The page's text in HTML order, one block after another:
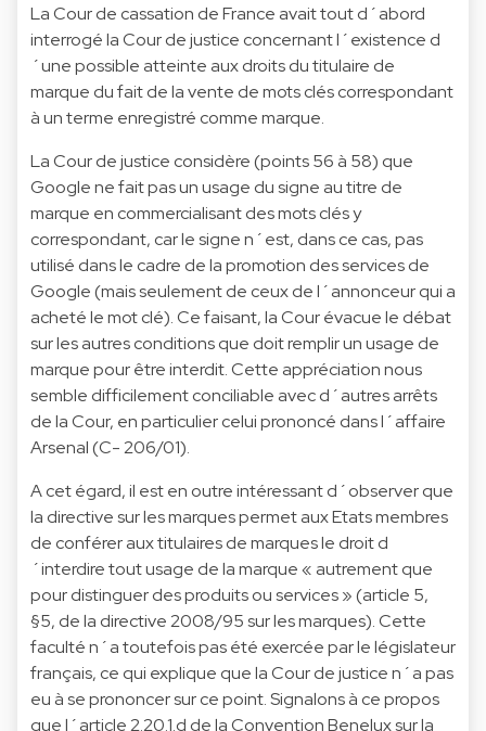
La Cour de cassation de France avait tout d´abord
interrogé la Cour de justice concernant l´existence d
´une possible atteinte aux droits du titulaire de
marque du fait de la vente de mots clés correspondant
à un terme enregistré comme marque.
La Cour de justice considère (points 56 à 58) que
Google ne fait pas un usage du signe au titre de
marque en commercialisant des mots clés y
correspondant, car le signe n´est, dans ce cas, pas
utilisé dans le cadre de la promotion des services de
Google (mais seulement de ceux de l´annonceur qui a
acheté le mot clé). Ce faisant, la Cour évacue le débat
sur les autres conditions que doit remplir un usage de
marque pour être interdit. Cette appréciation nous
semble difficilement conciliable avec d´autres arrêts
de la Cour, en particulier celui prononcé dans l´affaire
Arsenal (C- 206/01).
A cet égard, il est en outre intéressant d´observer que
la directive sur les marques permet aux Etats membres
de conférer aux titulaires de marques le droit d
´interdire tout usage de la marque « autrement que
pour distinguer des produits ou services » (article 5,
§5, de la directive 2008/95 sur les marques). Cette
faculté n´a toutefois pas été exercée par le législateur
français, ce qui explique que la Cour de justice n´a pas
eu à se prononcer sur ce point. Signalons à ce propos
que l´article 2.20.1.d de la Convention Benelux sur la